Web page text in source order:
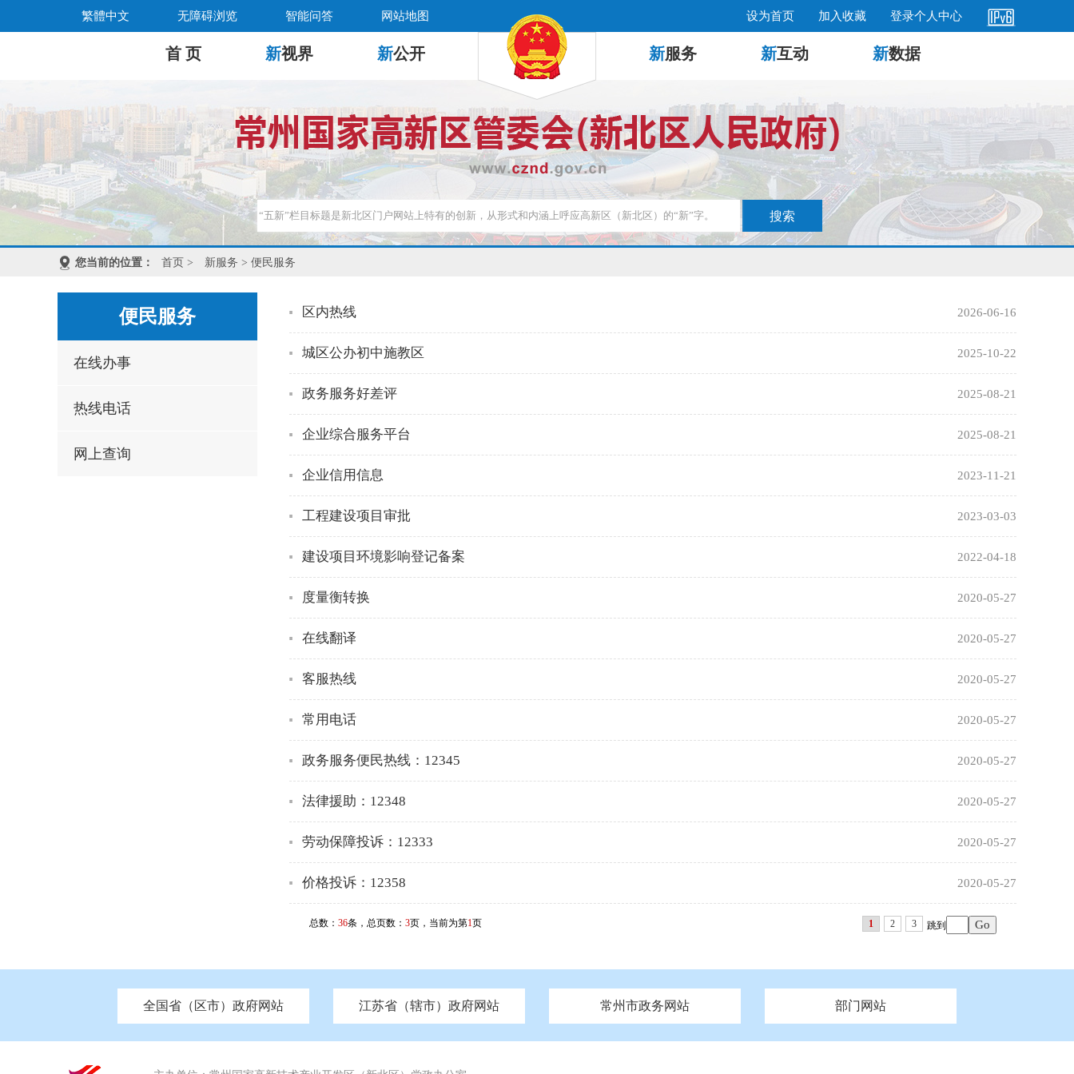
繁體中文 无障碍浏览 智能问答 网站地图 设为首页 加入收藏 登录个人中心
首 页 新视界 新公开 新服务 新互动 新数据
您当前的位置： 首页 > 新服务 > 便民服务
便民服务
在线办事
热线电话
网上查询
区内热线 2026-06-16
城区公办初中施教区 2025-10-22
政务服务好差评 2025-08-21
企业综合服务平台 2025-08-21
企业信用信息 2023-11-21
工程建设项目审批 2023-03-03
建设项目环境影响登记备案 2022-04-18
度量衡转换 2020-05-27
在线翻译 2020-05-27
客服热线 2020-05-27
常用电话 2020-05-27
政务服务便民热线：12345 2020-05-27
法律援助：12348 2020-05-27
劳动保障投诉：12333 2020-05-27
价格投诉：12358 2020-05-27
总数： 36条，总页数： 3页，当前为第1页 1 2 3 跳到
全国省（区市）政府网站
北京 天津 重庆 河南 河北 山西 辽宁 吉林 黑龙江 上海 山东 江苏 浙江 安徽 福建 江西 河南 湖北
江苏省（辖市）政府网站
中国江苏 南京市政府 苏州市政府 无锡市政府 常州市政府 徐州市政府 镇江市政府 扬州市政府 泰州市政府 盐城市政府
常州市政务网站
市发改委 市工信局 市教育局 市科技局 市民族宗教事务局 市公安局 市民政局 市司法局 市财政局 市人社局 市自然资源和规划局
市应急管理局 市审计局 市外事办 市生态环境局 市城管局
部门网站
区人大 区政协 纪委监委 检察院 组织部